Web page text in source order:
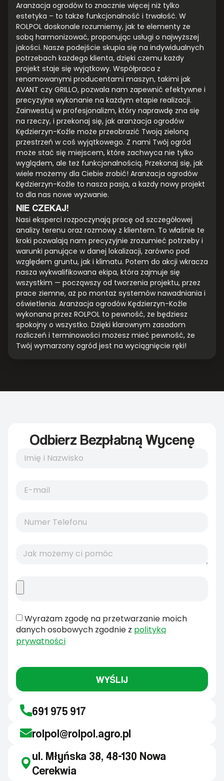
Aranżacja ogrodów to znacznie więcej niż tylko
estetyka – to także funkcjonalność i trwałość. W
ROLPOL doskonale rozumiemy, jak te elementy ze
sobą harmonizować, proponując usługi o najwyższej
jakości. Nasze podejście skupia się na indywidualnych
potrzebach każdego klienta, dzięki czemu każdy
projekt staje się wyjątkowy. Współpraca z
renomowanymi producentami maszyn, takimi jak
AVANT czy GRILLO, pozwala nam zapewnić efektywne i
precyzyjne wykonanie na każdym etapie realizacji.
Zainwestuj w profesjonalizm, który naprawdę zna się
na rzeczy, i przekonaj się, jak aranżacja ogrodów
Kędzierzyn-Koźle może przeobrazić Twoją zieloną
przestrzeń w coś wyjątkowego. Z nami Twój ogród
może stać się miejscem, które zachwyca nie tylko
wyglądem, ale też funkcjonalnością. Przekonaj się, jak
wiele możemy dla Ciebie zrobić! Aranżacja ogrodów
Kędzierzyn-Koźle to nasza pasja, a każdy nowy projekt
to dla nas nowe wyzwanie.
NIE CZEKAJ!
Nasi eksperci rozpoczynają pracę od szczegółowej
analizy terenu oraz rozmowy z klientem. To właśnie te
kroki pozwalają nam precyzyjnie zrozumieć potrzeby i
warunki panujące w danej lokalizacji, zarówno pod
względem gruntu, jak i klimatu. Potem do akcji wkracza
nasza wykwalifikowana ekipa, która zajmuje się
wszystkim — począwszy od tworzenia projektu, przez
prace ziemne, aż po montaż systemów nawadniania i
oświetlenia. Aranżacja ogrodów Kędzierzyn-Koźle
wykonana przez ROLPOL to pewność, że będziesz
spokojny o wszystko. Dzięki klarownym zasadom
rozliczeń i terminowości możesz mieć pewność, że
Twój wymarzony ogród jest na wyciągnięcie ręki!
Odbierz Bezpłatną Wycenę
Wyrażam zgodę na przetwarzanie moich
danych osobowych zgodnie z polityką
prywatności
WYŚLIJ
691 975 917
rolpol@rolpol.agro.pl
ul. Młyńska 38, 48-130 Nowa
Cerekwia